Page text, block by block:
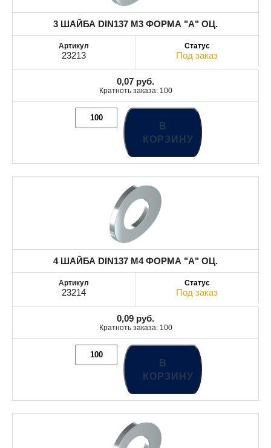
3 ШАЙБА DIN137 М3 ФОРМА "А" ОЦ.
23213 Под заказ
0,07 руб.
Кратноть заказа: 100
В
КОРЗИНУ
4 ШАЙБА DIN137 М4 ФОРМА "А" ОЦ.
23214 Под заказ
0,09 руб.
Кратноть заказа: 100
В
КОРЗИНУ